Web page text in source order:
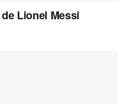
Lionel Messi